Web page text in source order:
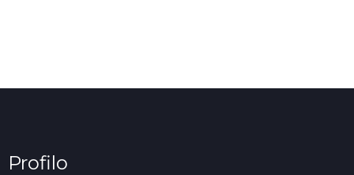
Profilo